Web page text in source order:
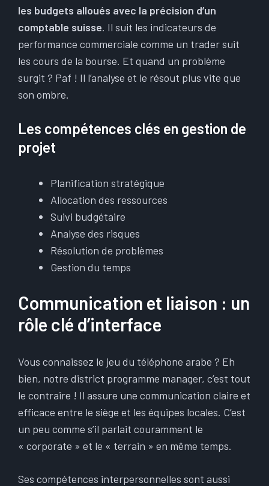
les budgets alloués avec la précision d’un
comptable suisse. Il suit les indicateurs de
performance commerciale comme un trader suit
les cours de la bourse. Et quand un problème
surgit ? Paf ! Il l’analyse et le résout plus vite que
son ombre.
Les compétences clés en gestion de
projet
Planification stratégique
Allocation des ressources
Suivi budgétaire
Analyse des risques
Résolution de problèmes
Gestion du temps
Communication et liaison : un
rôle clé d’interface
Vous connaissez le jeu du téléphone arabe ? Eh
bien, notre district programme manager, c’est tout
le contraire ! Il assure une communication claire et
efficace entre le siège et les équipes locales. C’est
un peu comme s’il parlait couramment le
« corporate » et le « terrain » en même temps.
Ses compétences interpersonnelles sont aussi